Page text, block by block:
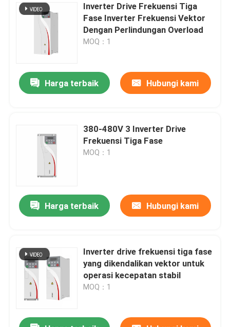
Inverter Drive Frekuensi Tiga
Fase Inverter Frekuensi Vektor
Dengan Perlindungan Overload
MOQ：1
Harga terbaik Hubungi kami
380-480V 3 Inverter Drive
Frekuensi Tiga Fase
MOQ：1
Harga terbaik Hubungi kami
Inverter drive frekuensi tiga fase
yang dikendalikan vektor untuk
operasi kecepatan stabil
MOQ：1